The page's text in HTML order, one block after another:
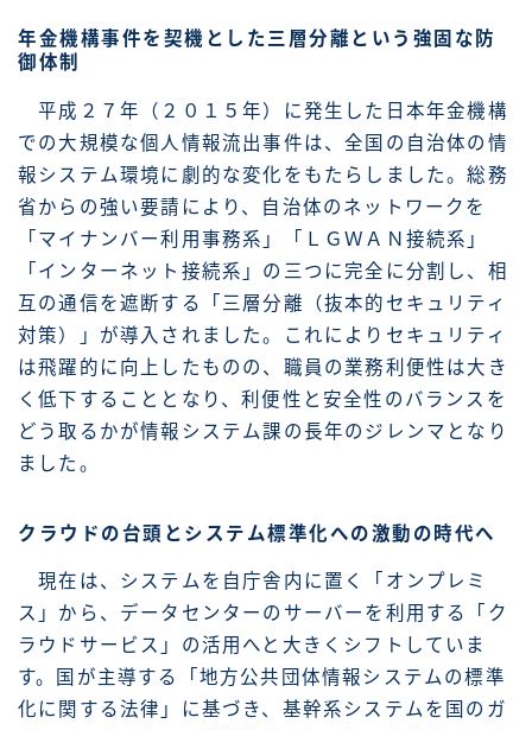
年金機構事件を契機とした三層分離という強固な防
御体制
平成２７年（２０１５年）に発生した日本年金機構
での大規模な個人情報流出事件は、全国の自治体の情
報システム環境に劇的な変化をもたらしました。総務
省からの強い要請により、自治体のネットワークを
「マイナンバー利用事務系」「ＬＧＷＡＮ接続系」
「インターネット接続系」の三つに完全に分割し、相
互の通信を遮断する「三層分離（抜本的セキュリティ
対策）」が導入されました。これによりセキュリティ
は飛躍的に向上したものの、職員の業務利便性は大き
く低下することとなり、利便性と安全性のバランスを
どう取るかが情報システム課の長年のジレンマとなり
ました。
クラウドの台頭とシステム標準化への激動の時代へ
現在は、システムを自庁舎内に置く「オンプレミ
ス」から、データセンターのサーバーを利用する「ク
ラウドサービス」の活用へと大きくシフトしていま
す。国が主導する「地方公共団体情報システムの標準
化に関する法律」に基づき、基幹系システムを国のガ